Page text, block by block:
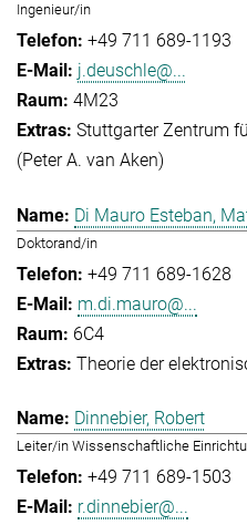
Ingenieur/in
+49 711 689-1193
j.deuschle@...
4M23
Stuttgarter Zentrum
(Peter A. van Aken)
Di Mauro Esteban,
Doktorand/in
+49 711 689-1628
m.di.mauro@...
6C4
Theorie der
Dinnebier, Robert
Leiter/in Wissenschaftliche
+49 711 689-1503
r.dinnebier@...